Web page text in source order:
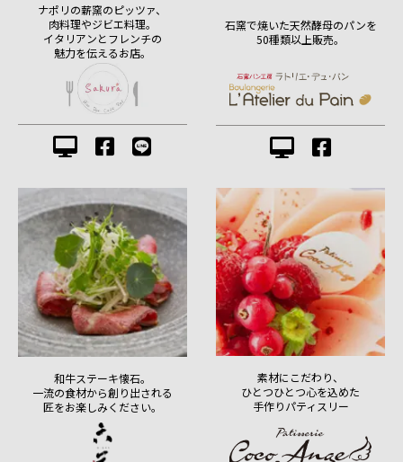
ナポリの薪窯のピッツァ、
肉料理やジビエ料理。
イタリアンとフレンチの
魅力を伝えるお店。
石窯で焼いた天然酵母のパンを
50種類以上販売。
和牛ステーキ懐石。
一流の食材から創り出される
匠をお楽しみください。
素材にこだわり、
ひとつひとつ心を込めた
手作りパティスリー